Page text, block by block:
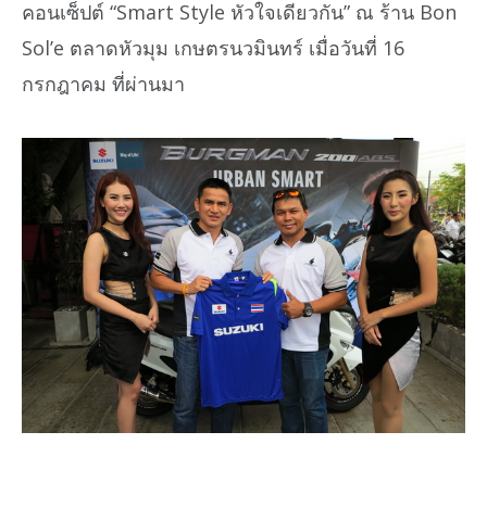
คอนเซ็ปต์ “Smart Style หัวใจเดียวกัน” ณ ร้าน Bon
Sol’e ตลาดหัวมุม เกษตรนวมินทร์ เมื่อวันที่ 16
กรกฎาคม ที่ผ่านมา